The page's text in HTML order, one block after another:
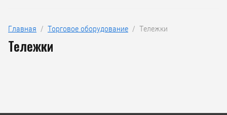
Главная
  /
Торговое оборудование
  /  Тележки
Тележки